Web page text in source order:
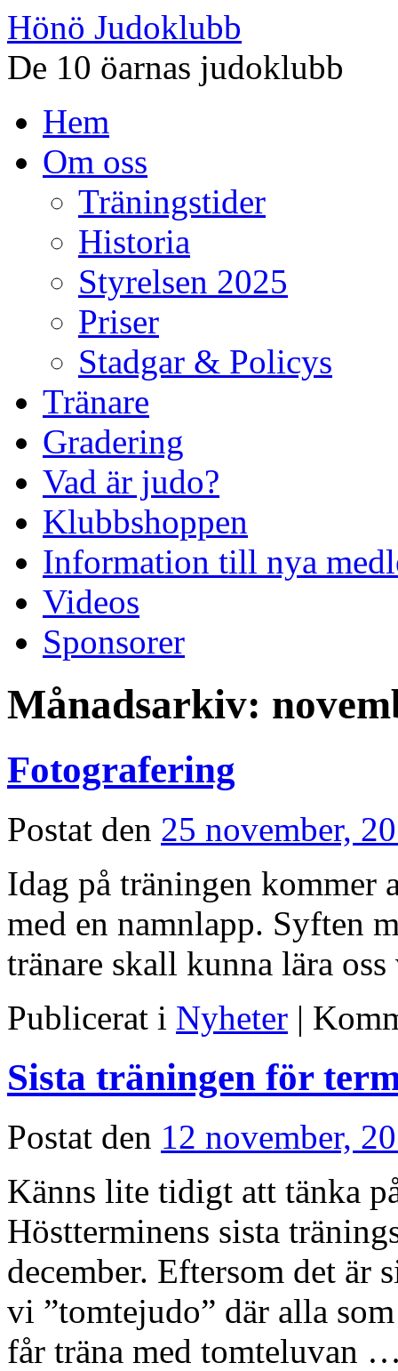
Hönö Judoklubb
De 10 öarnas judoklubb
till
innehållHem
Om oss
Träningstider
Historia
Styrelsen 2025
Priser
Stadgar & Policys
Tränare
Gradering
Vad är judo?
Klubbshoppen
Information till nya
Videos
Sponsorer
Månadsarkiv:
Fotografering
Postat den 25 november,
Idag på träningen kommer
med en namnlapp. Syften
tränare skall kunna lära
Publicerat i Nyheter |
Sista träningen för
Postat den 12 november,
Känns lite tidigt att tänka
Höstterminens sista
december. Eftersom det är
vi ”tomtejudo” där alla
får träna med tomteluvan